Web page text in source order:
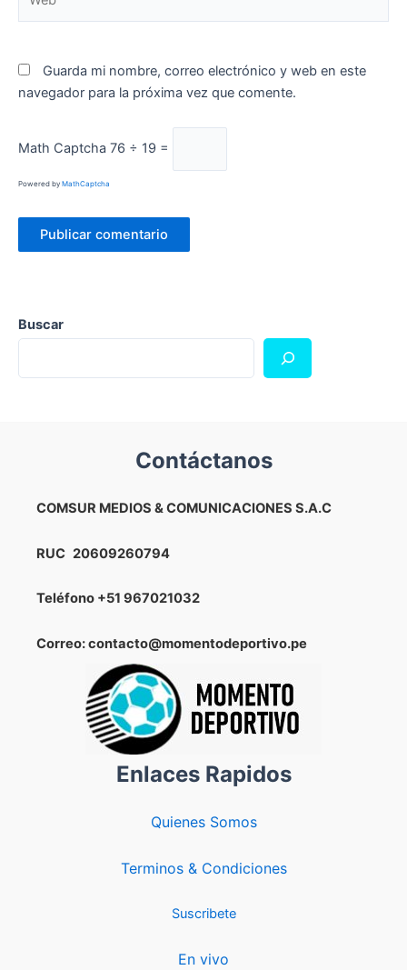
Guarda mi nombre, correo electrónico y web en este
navegador para la próxima vez que comente.
Math Captcha 76 ÷ 19 =
Powered by MathCaptcha
Buscar
Contáctanos
COMSUR MEDIOS & COMUNICACIONES S.A.C
RUC 20609260794
Teléfono +51 967021032
Correo: contacto@momentodeportivo.pe
Enlaces Rapidos
Quienes Somos
Terminos & Condiciones
Suscribete
En vivo